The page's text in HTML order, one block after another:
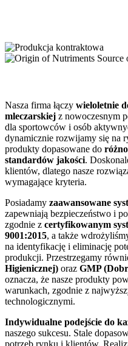
Nasza firma łączy wieloletnie
mleczarskiej z nowoczesnym
dla sportowców i osób
dynamicznie rozwijamy się na
produkty dopasowane do
standardów jakości.
klientów, dlatego nasze
wymagające kryteria.
Posiadamy zaawansowane
zapewniają bezpieczeństwo i
zgodnie z certyfikowanym
9001:2015, a także
na identyfikację i eliminację
produkcji. Przestrzegamy
Higienicznej) oraz GMP
oznacza, że nasze produkty
warunkach, zgodnie z
technologicznymi.
Indywidualne podejście do
naszego sukcesu. Stale
potrzeb rynku i klientów.